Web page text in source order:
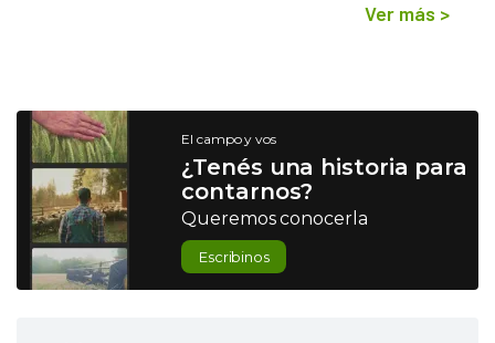
Ver más >
El campo y vos
¿Tenés una historia para
contarnos?
Queremos conocerla
Escribinos